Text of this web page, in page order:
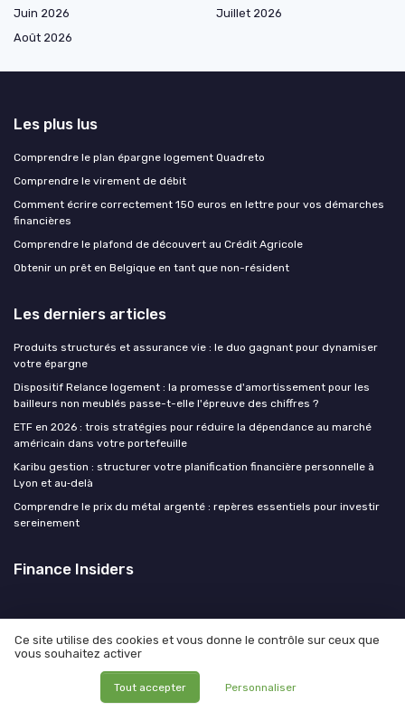
Juin 2026
Juillet 2026
Août 2026
Les plus lus
Comprendre le plan épargne logement Quadreto
Comprendre le virement de débit
Comment écrire correctement 150 euros en lettre pour vos démarches
financières
Comprendre le plafond de découvert au Crédit Agricole
Obtenir un prêt en Belgique en tant que non-résident
Les derniers articles
Produits structurés et assurance vie : le duo gagnant pour dynamiser
votre épargne
Dispositif Relance logement : la promesse d'amortissement pour les
bailleurs non meublés passe-t-elle l'épreuve des chiffres ?
ETF en 2026 : trois stratégies pour réduire la dépendance au marché
américain dans votre portefeuille
Karibu gestion : structurer votre planification financière personnelle à
Lyon et au‑delà
Comprendre le prix du métal argenté : repères essentiels pour investir
sereinement
Finance Insiders
Mentions légales
© Finance Insiders 2026
Ce site utilise des cookies et vous donne le contrôle sur ceux que
vous souhaitez activer
Tout accepter Personnaliser